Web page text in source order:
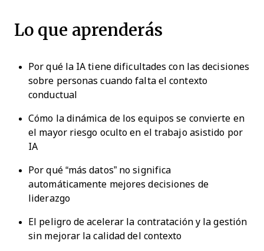
Lo que aprenderás
Por qué la IA tiene dificultades con las decisiones
sobre personas cuando falta el contexto
conductual
Cómo la dinámica de los equipos se convierte en
el mayor riesgo oculto en el trabajo asistido por
IA
Por qué “más datos” no significa
automáticamente mejores decisiones de
liderazgo
El peligro de acelerar la contratación y la gestión
sin mejorar la calidad del contexto